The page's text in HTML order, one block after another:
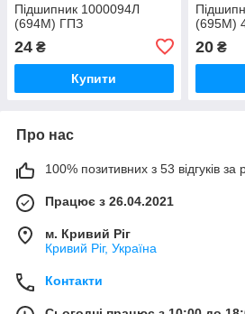
Підшипник 1000094Л
(694M) ГПЗ
24 ₴
Купити
(695M)
20₴
Про нас
100% позитивних з 53 відгуків за
Працює з 26.04.2021
м. Кривий Ріг
Кривий Ріг, Україна
Контакти